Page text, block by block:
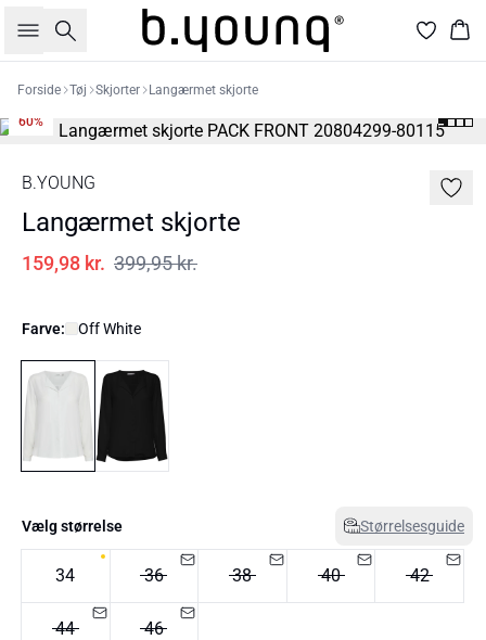
Søg
Forside Tøj Skjorter Langærmet skjorte
60%
B.YOUNG
Langærmet skjorte
159,98 kr. 399,95 kr.
Farve: Off White
Vælg størrelse Størrelsesguide
34 36 38 40 42
44 46